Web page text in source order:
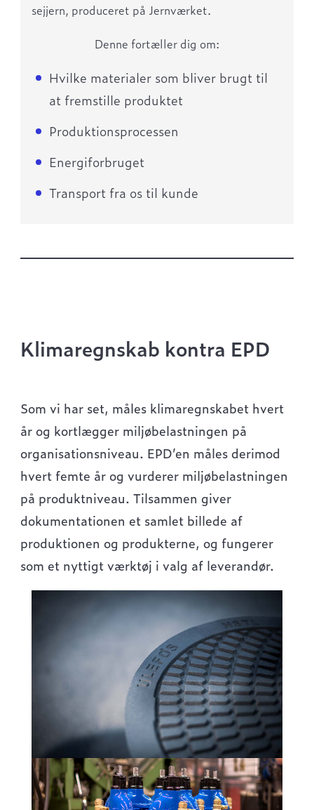
sejjern, produceret på Jernværket.
Denne fortæller dig om:
Hvilke materialer som bliver brugt til
at fremstille produktet
Produktionsprocessen
Energiforbruget
Transport fra os til kunde
Klimaregnskab kontra EPD
Som vi har set, måles klimaregnskabet hvert
år og kortlægger miljøbelastningen på
organisationsniveau. EPD’en måles derimod
hvert femte år og vurderer miljøbelastningen
på produktniveau. Tilsammen giver
dokumentationen et samlet billede af
produktionen og produkterne, og fungerer
som et nyttigt værktøj i valg af leverandør.